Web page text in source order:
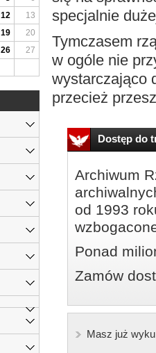
specjalnie
Tymczasem
w ogóle nie
wystarczająco
przecież
Dostęp do
Archiwum
od 1993
Ponad
Zamów
Masz już
12
13
19
20
26
27